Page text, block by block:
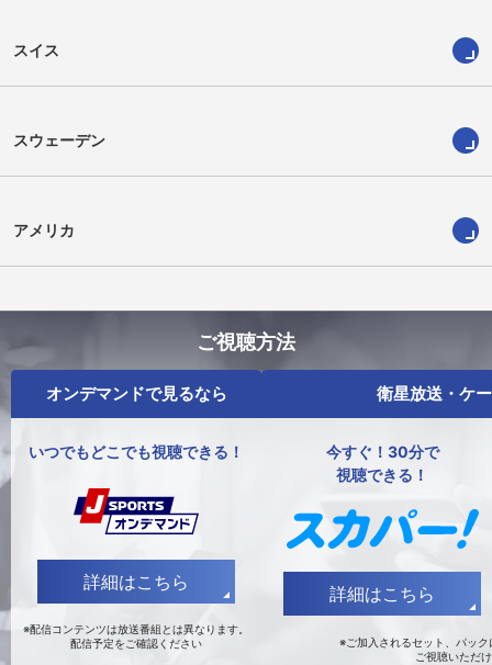
スイス
スウェーデン
アメリカ
ご視聴方法
オンデマンドで見るなら
いつでもどこでも視聴できる！
詳細はこちら
※配信コンテンツは放送番組とは異なります。
配信予定をご確認ください
衛星放送・ケ
今すぐ！30分で
視聴できる！
詳細はこちら
※ご加入されるセット、パッ
ご視聴いただ